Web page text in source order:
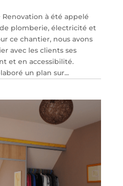
Renovation à été appelé
plomberie, électricité et
ce chantier, nous avons
avec les clients ses
et en accessibilité.
un plan sur...